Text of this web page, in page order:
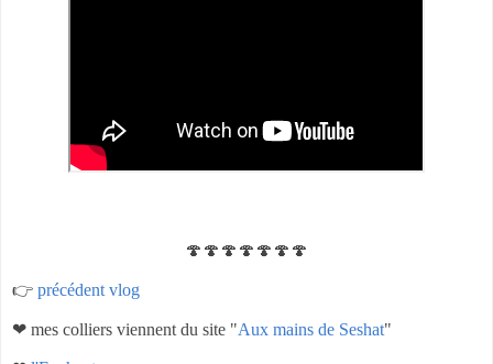
🍄🍄🍄🍄🍄🍄🍄
👉 précédent vlog
❤ mes colliers viennent du site "Aux mains de Seshat"